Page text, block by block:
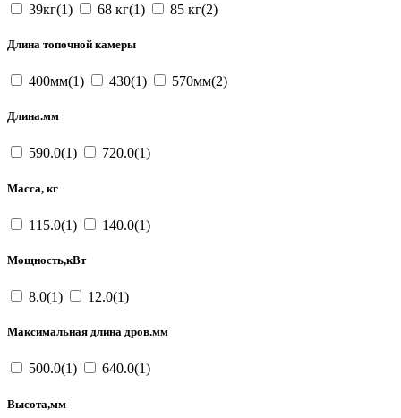
39кг(1) 68 кг(1) 85 кг(2)
Длина топочной камеры
400мм(1) 430(1) 570мм(2)
Длина.мм
590.0(1) 720.0(1)
Масса, кг
115.0(1) 140.0(1)
Мощность,кВт
8.0(1) 12.0(1)
Максимальная длина дров.мм
500.0(1) 640.0(1)
Высота,мм